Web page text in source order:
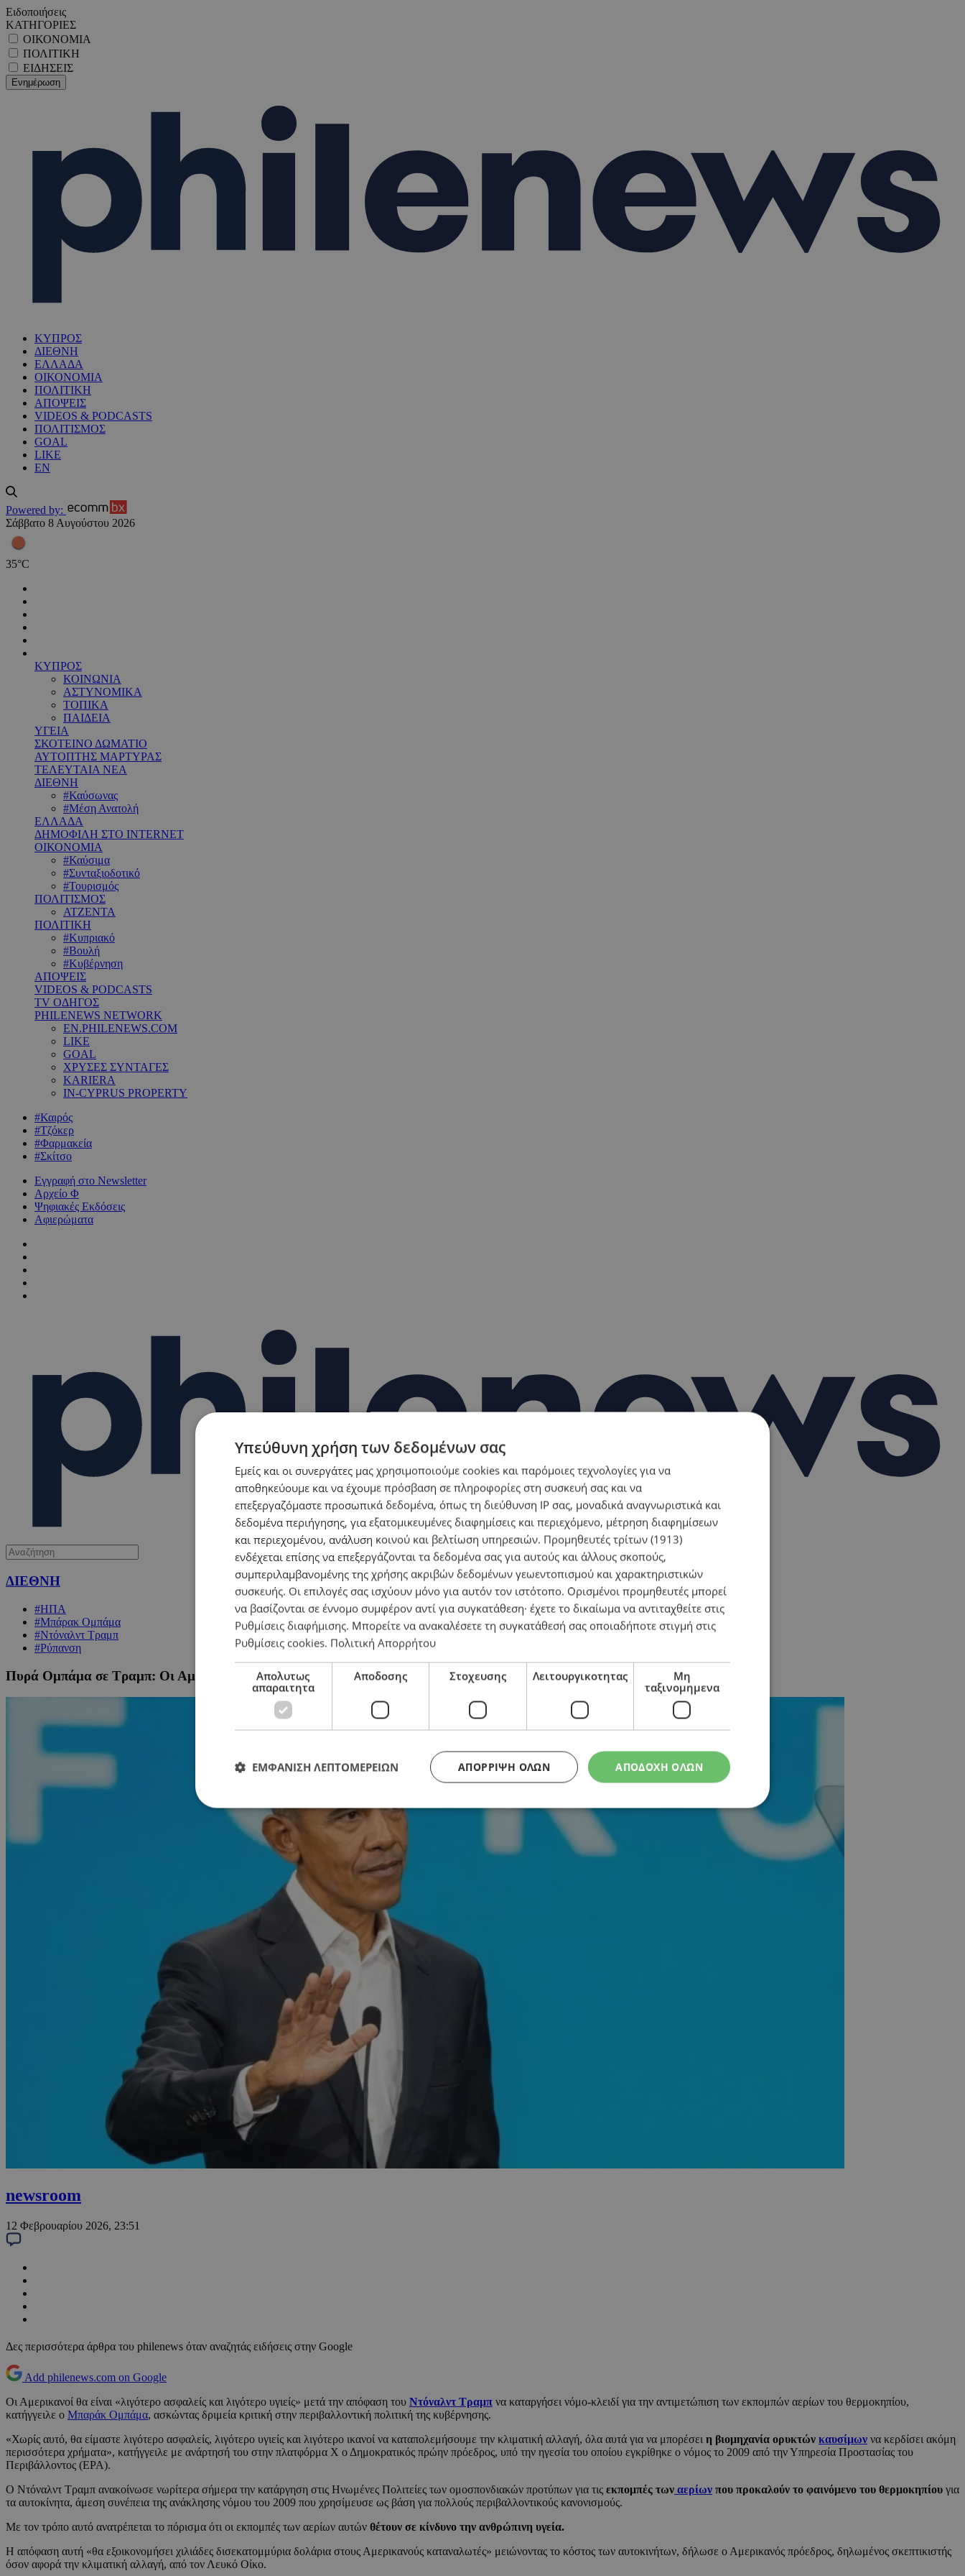
Ειδοποιήσεις
ΚΑΤΗΓΟΡΙΕΣ
ΟΙΚΟΝΟΜΙΑ
ΠΟΛΙΤΙΚΗ
ΕΙΔΗΣΕΙΣ
ΚΥΠΡΟΣ
ΔΙΕΘΝΗ
ΕΛΛΑΔΑ
ΟΙΚΟΝΟΜΙΑ
ΠΟΛΙΤΙΚΗ
ΑΠΟΨΕΙΣ
VIDEOS & PODCASTS
ΠΟΛΙΤΙΣΜΟΣ
GOAL
LIKE
EN
Powered by:
Σάββατο 8 Αυγούστου 2026
35°C
ΚΥΠΡΟΣ
ΚΟΙΝΩΝΙΑ
ΑΣΤΥΝΟΜΙΚΑ
ΤΟΠΙΚΑ
ΠΑΙΔΕΙΑ
ΥΓΕΙΑ
ΣΚΟΤΕΙΝΟ ΔΩΜΑΤΙΟ
ΑΥΤΟΠΤΗΣ ΜΑΡΤΥΡΑΣ
ΤΕΛΕΥΤΑΙΑ ΝΕΑ
ΔΙΕΘΝΗ
#Καύσωνας
#Μέση Ανατολή
ΕΛΛΑΔΑ
ΔΗΜΟΦΙΛΗ ΣΤΟ INTERNET
ΟΙΚΟΝΟΜΙΑ
#Καύσιμα
#Συνταξιοδοτικό
#Τουρισμός
ΠΟΛΙΤΙΣΜΟΣ
ΑΤΖΕΝΤΑ
ΠΟΛΙΤΙΚΗ
#Κυπριακό
#Βουλή
#Κυβέρνηση
ΑΠΟΨΕΙΣ
VIDEOS & PODCASTS
TV ΟΔΗΓΟΣ
PHILENEWS NETWORK
EN.PHILENEWS.COM
LIKE
GOAL
ΧΡΥΣΕΣ ΣΥΝΤΑΓΕΣ
KARIERA
IN-CYPRUS PROPERTY
#Καιρός
#Τζόκερ
#Φαρμακεία
#Σκίτσο
Εγγραφή στο Newsletter
Αρχείο Φ
Ψηφιακές Εκδόσεις
Αφιερώματα
ΔΙΕΘΝΗ
#ΗΠΑ
#Μπάρακ Ομπάμα
#Ντόναλντ Τραμπ
#Ρύπανση
Πυρά Ομπάμα σε Τραμπ: Οι Αμερικανοί θα είναι λιγότερο ασφαλείς και υγιείς μετά την απόφασή του για τις εκπομπές ρύπων
newsroom
12 Φεβρουαρίου 2026, 23:51
Δες περισσότερα άρθρα του philenews όταν αναζητάς ειδήσεις στην Google
Add philenews.com on Google
Οι Αμερικανοί θα είναι «λιγότερο ασφαλείς και λιγότερο υγιείς» μετά την απόφαση του Ντόναλντ Τραμπ να καταργήσει νόμο-κλειδί για την αντιμετώπιση των εκπομπών αερίων του θερμοκηπίου,
κατήγγειλε ο Μπαράκ Ομπάμα, ασκώντας δριμεία κριτική στην περιβαλλοντική πολιτική της κυβέρνησης.
«Χωρίς αυτό, θα είμαστε λιγότερο ασφαλείς, λιγότερο υγιείς και λιγότερο ικανοί να καταπολεμήσουμε την κλιματική αλλαγή, όλα αυτά για να μπορέσει η βιομηχανία ορυκτών καυσίμων να κερδίσει ακόμη
περισσότερα χρήματα», κατήγγειλε με ανάρτησή του στην πλατφόρμα X ο Δημοκρατικός πρώην πρόεδρος, υπό την ηγεσία του οποίου εγκρίθηκε ο νόμος το 2009 από την Υπηρεσία Προστασίας του
Περιβάλλοντος (EPA).
Ο Ντόναλντ Τραμπ ανακοίνωσε νωρίτερα σήμερα την κατάργηση στις Ηνωμένες Πολιτείες των ομοσπονδιακών προτύπων για τις εκπομπές των αερίων που προκαλούν το φαινόμενο του θερμοκηπίου για
τα αυτοκίνητα, άμεση συνέπεια της ανάκλησης νόμου του 2009 που χρησίμευσε ως βάση για πολλούς περιβαλλοντικούς κανονισμούς.
Με τον τρόπο αυτό ανατρέπεται το πόρισμα ότι οι εκπομπές των αερίων αυτών θέτουν σε κίνδυνο την ανθρώπινη υγεία.
Η απόφαση αυτή «θα εξοικονομήσει χιλιάδες δισεκατομμύρια δολάρια στους Αμερικανούς καταναλωτές» μειώνοντας το κόστος των αυτοκινήτων, δήλωσε ο Αμερικανός πρόεδρος, δηλωμένος σκεπτικιστής
όσον αφορά την κλιματική αλλαγή, από τον Λευκό Οίκο.
Υπεύθυνη χρήση των δεδομένων σας
Εμείς και οι συνεργάτες μας χρησιμοποιούμε cookies και παρόμοιες τεχνολογίες για να
αποθηκεύουμε και να έχουμε πρόσβαση σε πληροφορίες στη συσκευή σας και να
επεξεργαζόμαστε προσωπικά δεδομένα, όπως τη διεύθυνση IP σας, μοναδικά αναγνωριστικά και
δεδομένα περιήγησης, για εξατομικευμένες διαφημίσεις και περιεχόμενο, μέτρηση διαφημίσεων
και περιεχομένου, ανάλυση κοινού και βελτίωση υπηρεσιών. Προμηθευτές τρίτων (1913)
ενδέχεται επίσης να επεξεργάζονται τα δεδομένα σας για αυτούς και άλλους σκοπούς,
συμπεριλαμβανομένης της χρήσης ακριβών δεδομένων γεωεντοπισμού και χαρακτηριστικών
συσκευής. Οι επιλογές σας ισχύουν μόνο για αυτόν τον ιστότοπο. Ορισμένοι προμηθευτές μπορεί
να βασίζονται σε έννομο συμφέρον αντί για συγκατάθεση· έχετε το δικαίωμα να αντιταχθείτε στις
Ρυθμίσεις διαφήμισης. Μπορείτε να ανακαλέσετε τη συγκατάθεσή σας οποιαδήποτε στιγμή στις
Ρυθμίσεις cookies. Πολιτική Απορρήτου
Απολυτως
απαραιτητα
Αποδοσης Στοχευσης Λειτουργικοτητας
Μη
ταξινομημενα
ΑΠΟΔΟΧΗ ΟΛΩΝ
ΑΠΌΡΡΙΨΗ ΌΛΩΝ
ΕΜΦΑΝΙΣΗ ΛΕΠΤΟΜΕΡΕΙΩΝ